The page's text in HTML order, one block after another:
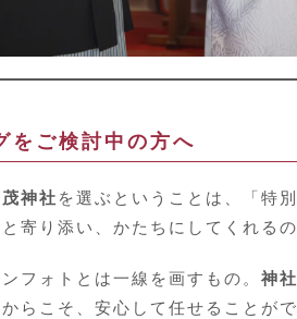
をご検討中の方へ
神社 を選ぶということは、「特
寄り添い、かたちにしてくれるの
フォトとは一線を画すもの。 神
らこそ、安心して任せることがで